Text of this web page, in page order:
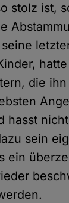
stolz ist,
die
hasst
sein
ein